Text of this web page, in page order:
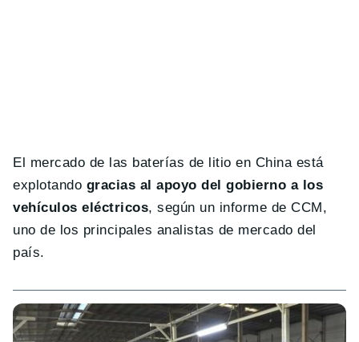
El mercado de las baterías de litio en China está
explotando gracias al apoyo del gobierno a los
vehículos eléctricos, según un informe de CCM,
uno de los principales analistas de mercado del
país.